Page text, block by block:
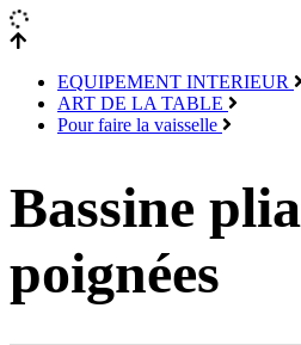
EQUIPEMENT INTERIEUR
ART DE LA TABLE
Pour faire la vaisselle
Bassine
poignées